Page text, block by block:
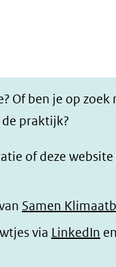
Of ben je op zoek
praktijk?
of deze website
Samen
via LinkedIn